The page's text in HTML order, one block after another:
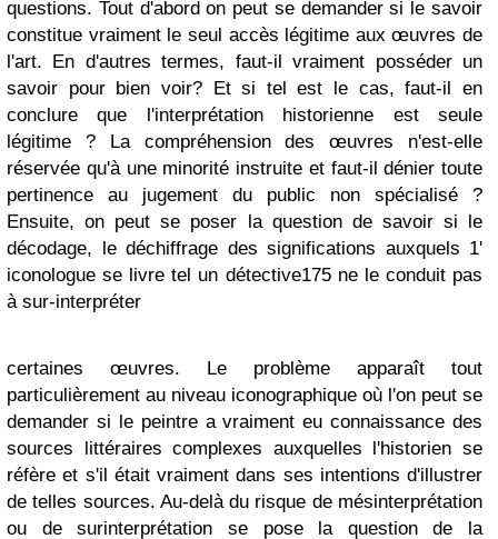
questions. Tout d'abord on peut se demander si le savoir
constitue vraiment le seul accès légitime aux œuvres de
l'art. En d'autres termes, faut-il vraiment posséder un
savoir pour bien voir? Et si tel est le cas, faut-il en
conclure que l'interprétation historienne est seule
légitime ? La compréhension des œuvres n'est-elle
réservée qu'à une minorité instruite et faut-il dénier toute
pertinence au jugement du public non spécialisé ?
Ensuite, on peut se poser la question de savoir si le
décodage, le déchiffrage des significations auxquels 1'
iconologue se livre tel un détective175 ne le conduit pas
à sur-interpréter
certaines œuvres. Le problème apparaît tout
particulièrement au niveau iconographique où l'on peut se
demander si le peintre a vraiment eu connaissance des
sources littéraires complexes auxquelles l'historien se
réfère et s'il était vraiment dans ses intentions d'illustrer
de telles sources. Au-delà du risque de mésinterprétation
ou de surinterprétation se pose la question de la